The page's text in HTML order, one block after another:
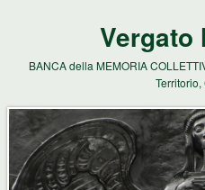
Vergato
BANCA della MEMORIA
Territorio,